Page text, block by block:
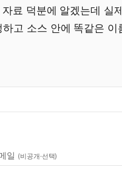
료 덕분에 알겠는데 실
고 소스 안에 똑같은 이
일 (비공개·선택)